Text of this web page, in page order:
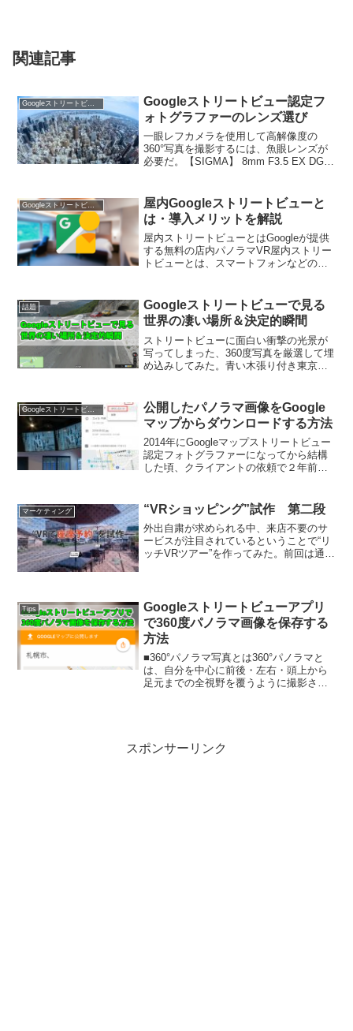
関連記事
Googleストリートビュー認定フ
ォトグラファーのレンズ選び
一眼レフカメラを使用して高解像度の
360°写真を撮影するには、魚眼レンズが
必要だ。【SIGMA】 8mm F3.5 EX DG
定したいたレンズ。価...
Googleストリートビュー
屋内Googleストリートビューと
は・導入メリットを解説
屋内ストリートビューとはGoogleが提供
する無料の店内パノラマVR屋内ストリー
トビューとは、スマートフォンなどの操
検索とGoogleマップで表示されます。
G...
話題
Googleストリートビューで見る
世界の凄い場所＆決定的瞬間
ストリートビューに面白い衝撃の光景が
写ってしまった、360度写真を厳選して埋
め込みしてみた。青い木張り付き東京赤
出現したクローンおじさんスーパーの駐
車場にたたずむ謎の女...
公開したパノラマ画像をGoogle
マップからダウンロードする方法
2014年にGoogleマップストリートビュー
認定フォトグラファーになってから結構
した頃、クライアントの依頼で２年前に
バックアップとして保存していた
HDD（ハードディス...
マーケティング “VRショッピング”試作 第二段
外出自粛が求められる中、来店不要のサ
ービスが注目されているということで“リ
ッチVRツアー”を作ってみた。前回は通販
ャル店舗で集客ア...
Tips
Googleストリートビューアプリ
で360度パノラマ画像を保存する
方法
■360°パノラマ写真とは360°パノラマと
は、自分を中心に前後・左右・頭上から
足元までの全視野を覆うように撮影され
スポンサーリンク